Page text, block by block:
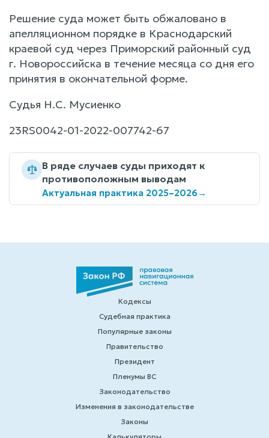
Решение суда может быть обжаловано в
апелляционном порядке в Краснодарский
краевой суд через Приморский районный суд
г. Новороссийска в течение месяца со дня его
принятия в окончательной форме.
Судья Н.С. Мусиенко
23RS0042-01-2022-007742-67
В ряде случаев суды приходят к
противоположным выводам
Актуальная практика 2025–2026→
Кодексы
Судебная практика
Популярные законы
Правительство
Президент
Пленумы ВС
Законодательство
Изменения в законодательстве
Законы